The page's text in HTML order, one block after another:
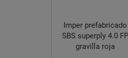
Imper prefabricado
SBS superply 4.0 FP
gravilla roja